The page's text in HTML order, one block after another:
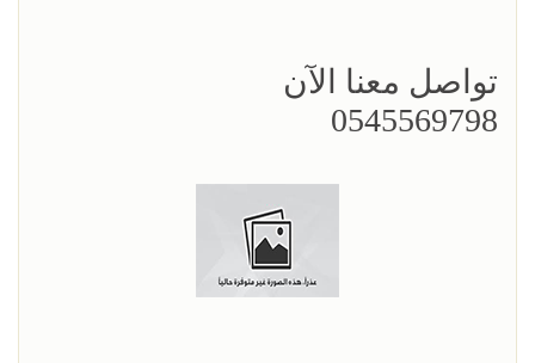
تواصل معنا الآن
0545569798